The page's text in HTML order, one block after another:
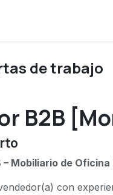
de trabajo
B2B
– Mobiliario de
con